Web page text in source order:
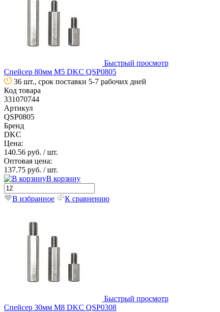
Быстрый просмотр
Спейсер 80мм М5 DKC QSP0805
36 шт., срок поставки 5-7 рабочих дней
Код товара
331070744
Артикул
QSP0805
Бренд
DKC
Цена:
140.56 руб. / шт.
Оптовая цена:
137.75 руб. / шт.
В корзину
В избранное К сравнению
Быстрый просмотр
Спейсер 30мм М8 DKC QSP0308